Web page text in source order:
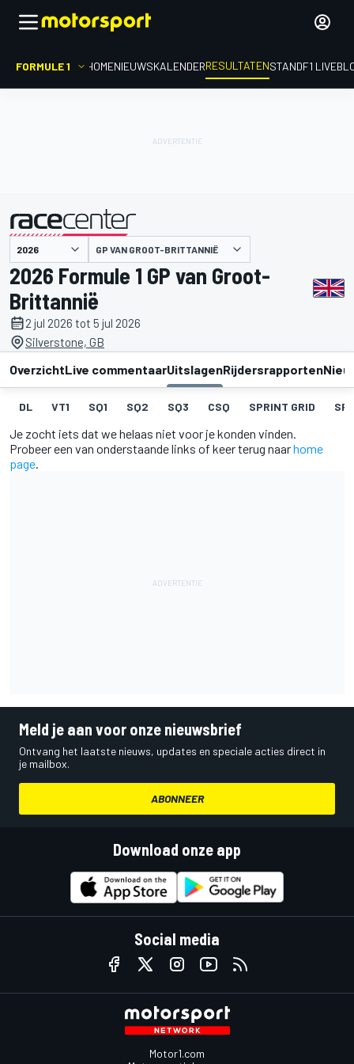
FORMULE 1 HOMENIEUWSKALENDERRESULTATENSTANDF1
gepresenteerd door GP VAN GROOT-BRITTANNIË
2026 Formule 1 GP van Groot-
Brittannië
2 jul 2026 tot 5 jul 2026
Silverstone, GB
OverzichtLive commentaarUitslagenRijdersrapporten
DL VT1 SQ1 SQ2 SQ3 CSQ SPRINT GRID
Je zocht iets dat we helaas niet voor je konden vinden.
Probeer een van onderstaande links of keer terug naarhome
page.
Meld je aan voor onze nieuwsbrief
Ontvang het laatste nieuws, updates en speciale acties direct in
je mailbox.
ABONNEER
Download onze app
Social media
Motor1.com